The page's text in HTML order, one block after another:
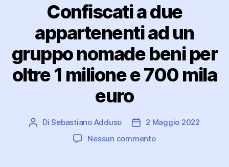
Confiscati a due
appartenenti ad un
gruppo nomade beni per
oltre 1 milione e 700 mila
euro
Autore
DiSebastiano Adduso
Data
dell'articolo
2 Maggio 2022
Nessun commentosu